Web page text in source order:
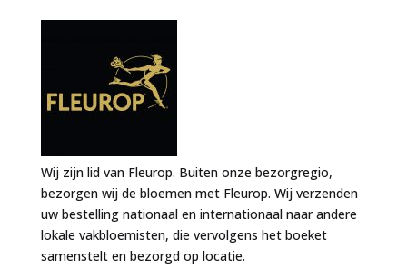
Wij zijn lid van Fleurop. Buiten onze bezorgregio,
bezorgen wij de bloemen met Fleurop. Wij verzenden
uw bestelling nationaal en internationaal naar andere
lokale vakbloemisten, die vervolgens het boeket
samenstelt en bezorgd op locatie.